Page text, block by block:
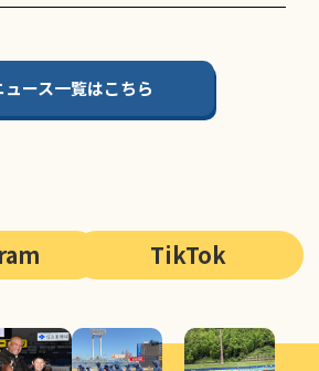
ュース一覧はこちら
TikTok